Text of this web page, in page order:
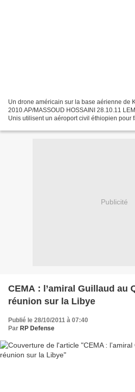
Un drone américain sur la base aérienne de
2010.AP/MASSOUD HOSSAINI 28.10.11
Unis utilisent un aéroport civil éthiopien pour
Publicité
CEMA : l’amiral Guillaud au
réunion sur la Libye
Publié le 28/10/2011 à 07:40
Par RP Defense